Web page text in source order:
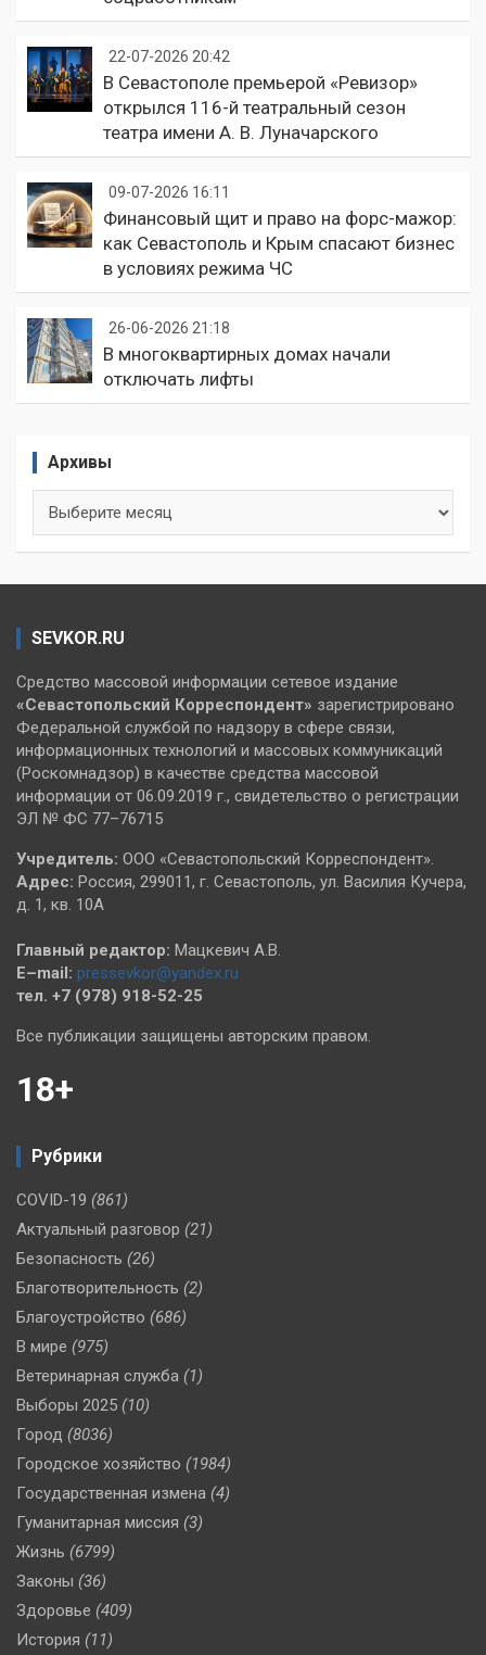
22-07-2026 20:42
В Севастополе премьерой «Ревизор»
открылся 116-й театральный сезон
театра имени А. В. Луначарского
09-07-2026 16:11
Финансовый щит и право на форс-мажор:
как Севастополь и Крым спасают бизнес
в условиях режима ЧС
26-06-2026 21:18
В многоквартирных домах начали
отключать лифты
Архивы
SEVKOR.RU
Средство массовой информации сетевое издание
«Севастопольский Корреспондент» зарегистрировано
Федеральной службой по надзору в сфере связи,
информационных технологий и массовых коммуникаций
(Роскомнадзор) в качестве средства массовой
информации от 06.09.2019 г., свидетельство о регистрации
ЭЛ № ФС 77–76715
Учредитель: ООО «Севастопольский Корреспондент».
Адрес: Россия, 299011, г. Севастополь, ул. Василия Кучера,
д. 1, кв. 10А
Главный редактор: Мацкевич А.В.
E–mail: pressevkor@yandex.ru
тел. +7 (978) 918-52-25
Все публикации защищены авторским правом.
18+
Рубрики
COVID-19 (861)
Актуальный разговор (21)
Безопасность (26)
Благотворительность (2)
Благоустройство (686)
В мире (975)
Ветеринарная служба (1)
Выборы 2025 (10)
Город (8036)
Городское хозяйство (1984)
Государственная измена (4)
Гуманитарная миссия (3)
Жизнь (6799)
Законы (36)
Здоровье (409)
История (11)